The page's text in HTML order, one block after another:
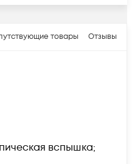
товары Отзывы
вспышка;